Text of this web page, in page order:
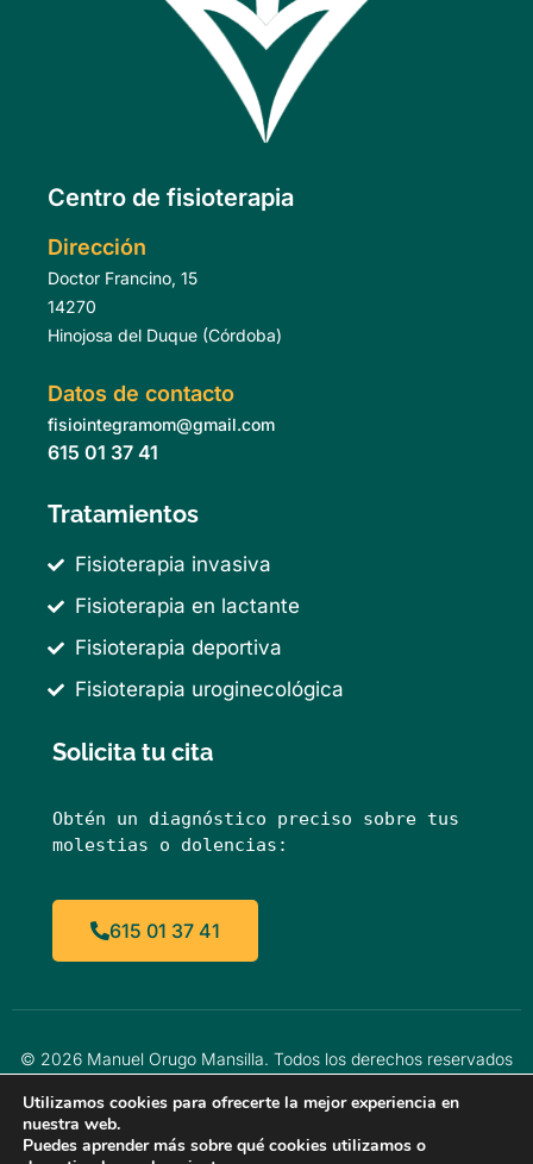
Centro de fisioterapia
Dirección
Doctor Francino, 15
14270
Hinojosa del Duque (Córdoba)
Datos de contacto
fisiointegramom@gmail.com
615 01 37 41
Tratamientos
Fisioterapia invasiva
Fisioterapia en lactante
Fisioterapia deportiva
Fisioterapia uroginecológica
Solicita tu cita
Obtén un diagnóstico preciso sobre tus
molestias o dolencias:
615 01 37 41
© 2026 Manuel Orugo Mansilla. Todos los derechos reservados
Aviso Legal
Política de Privacidad
Utilizamos cookies para ofrecerte la mejor experiencia en
nuestra web.
Puedes aprender más sobre qué cookies utilizamos o